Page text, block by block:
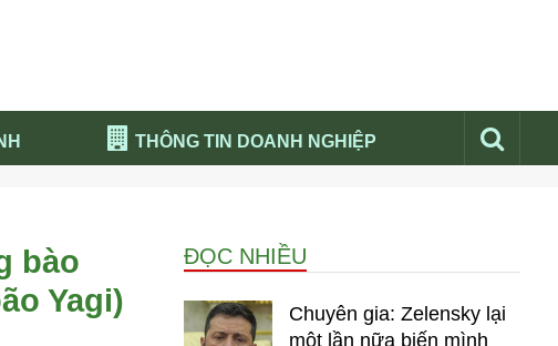
THÔNG TIN DOANH NGHIỆP
Nổi bật báo nga
Thư viện media
Phân tích thị trường Nga 2026
bào
Yagi)
ĐỌC NHIỀU
Chuyên gia: Zelensky lại
một lần nữa biến mình